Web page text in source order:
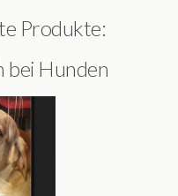
Produkte:
bei Hunden